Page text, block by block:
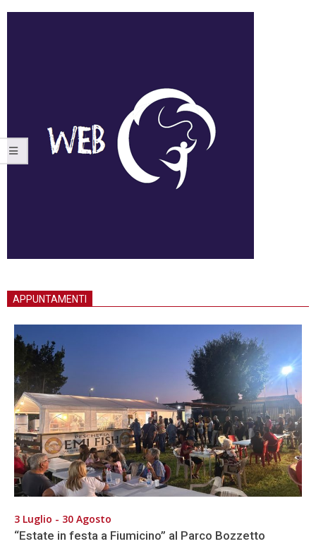
APPUNTAMENTI
3 Luglio - 30 Agosto
“Estate in festa a Fiumicino” al Parco Bozzetto